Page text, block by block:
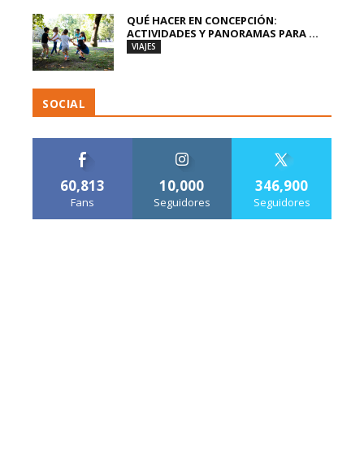
QUÉ HACER EN CONCEPCIÓN:
ACTIVIDADES Y PANORAMAS PARA ...
VIAJES
SOCIAL
60,813
Fans
10,000
Seguidores
346,900
Seguidores